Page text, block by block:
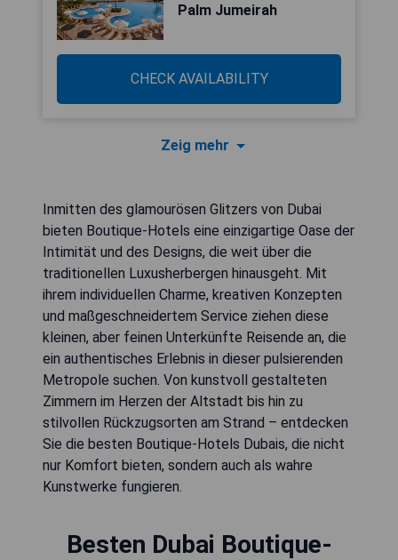
Palm Jumeirah
CHECK AVAILABILITY
Zeig mehr
Inmitten des glamourösen Glitzers von Dubai
bieten Boutique-Hotels eine einzigartige Oase der
Intimität und des Designs, die weit über die
traditionellen Luxusherbergen hinausgeht. Mit
ihrem individuellen Charme, kreativen Konzepten
und maßgeschneidertem Service ziehen diese
kleinen, aber feinen Unterkünfte Reisende an, die
ein authentisches Erlebnis in dieser pulsierenden
Metropole suchen. Von kunstvoll gestalteten
Zimmern im Herzen der Altstadt bis hin zu
stilvollen Rückzugsorten am Strand – entdecken
Sie die besten Boutique-Hotels Dubais, die nicht
nur Komfort bieten, sondern auch als wahre
Kunstwerke fungieren.
Besten Dubai Boutique-